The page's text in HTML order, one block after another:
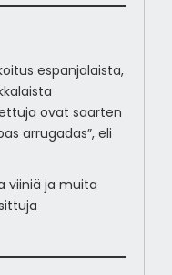
espanjalaista,
ovat saarten
arrugadas”, eli
viiniä ja muita